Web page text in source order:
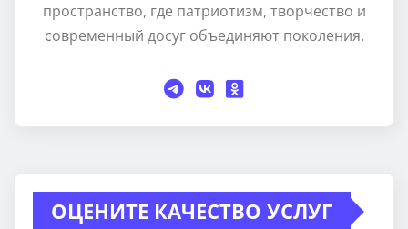
пространство, где патриотизм, творчество и
современный досуг объединяют поколения.
ОЦЕНИТЕ КАЧЕСТВО УСЛУГ